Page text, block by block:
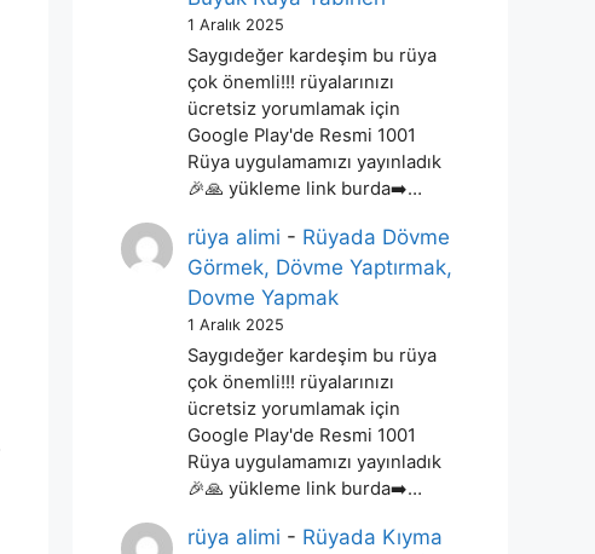
1 Aralık 2025
Saygıdeğer kardeşim bu rüya
çok önemli!!! rüyalarınızı
ücretsiz yorumlamak için
Google Play'de Resmi 1001
Rüya uygulamamızı yayınladık
🎉🙏 yükleme link burda➡️…
rüya alimi - Rüyada Dövme
Görmek, Dövme Yaptırmak,
Dovme Yapmak
1 Aralık 2025
Saygıdeğer kardeşim bu rüya
çok önemli!!! rüyalarınızı
ücretsiz yorumlamak için
Google Play'de Resmi 1001
Rüya uygulamamızı yayınladık
🎉🙏 yükleme link burda➡️…
rüya alimi - Rüyada Kıyma